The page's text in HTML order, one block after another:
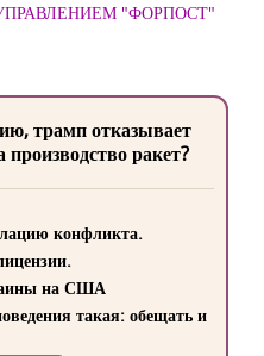
"ФОРПОСТ"
трамп отказывает
ракет?
конфликта.
на США
такая: обещать и